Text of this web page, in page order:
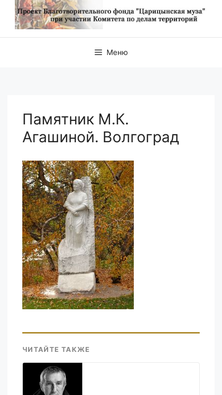
Меню
Памятник М.К.
Агашиной. Волгоград
ЧИТАЙТЕ ТАКЖЕ